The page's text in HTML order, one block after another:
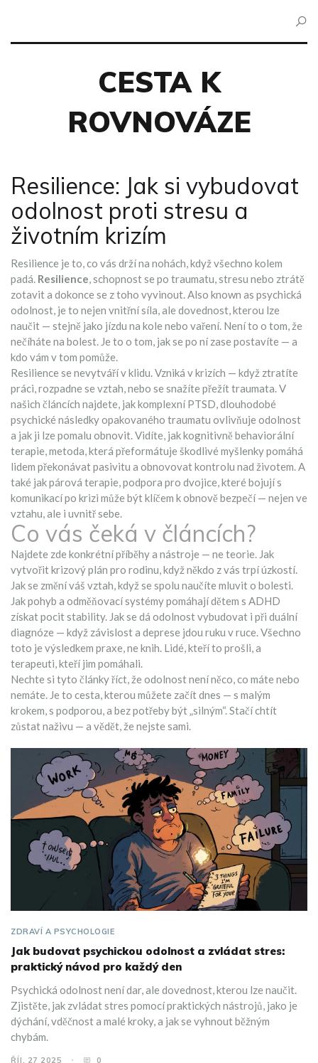
CESTA K
ROVNOVÁZE
Resilience: Jak si vybudovat
odolnost proti stresu a
životním krizím
Resilience je to, co vás drží na nohách, když všechno kolem
padá. Resilience,schopnost se po traumatu, stresu nebo ztrátě
zotavit a dokonce se z toho vyvinout. Also known as psychická
odolnost, je to nejen vnitřní síla, ale dovednost, kterou lze
naučit — stejně jako jízdu na kole nebo vaření. Není to o tom, že
nečíháte na bolest. Je to o tom, jak se po ní zase postavíte — a
kdo vám v tom pomůže.
Resilience se nevytváří v klidu. Vzniká v krizích — když ztratíte
práci, rozpadne se vztah, nebo se snažíte přežít traumata. V
našich článcích najdete, jakkomplexní PTSD,dlouhodobé
psychické následky opakovaného traumatu ovlivňuje odolnost
a jak ji lze pomalu obnovit. Vidíte, jakkognitivně behaviorální
terapie,metoda, která přeformátuje škodlivé myšlenkypomáhá
lidem překonávat pasivitu a obnovovat kontrolu nad životem. A
také jakpárová terapie,podpora pro dvojice, které bojují s
komunikací po krizi může být klíčem k obnově bezpečí — nejen ve
vztahu, ale i uvnitř sebe.
Co vás čeká v článcích?
Najdete zde konkrétní příběhy a nástroje — ne teorie. Jak
vytvořit krizový plán pro rodinu, když někdo z vás trpí úzkostí.
Jak se změní váš vztah, když se spolu naučíte mluvit o bolesti.
Jak pohyb a odměňovací systémy pomáhají dětem s ADHD
získat pocit stability. Jak se dá odolnost vybudovat i při duální
diagnóze — když závislost a deprese jdou ruku v ruce. Všechno
toto je výsledkem praxe, ne knih. Lidé, kteří to prošli, a
terapeuti, kteří jim pomáhali.
Nechte si tyto články říct, že odolnost není něco, co máte nebo
nemáte. Je to cesta, kterou můžete začít dnes — s malým
krokem, s podporou, a bez potřeby být „silným“. Stačí chtít
zůstat naživu — a vědět, že nejste sami.
ZDRAVÍ A PSYCHOLOGIE
Jak budovat psychickou odolnost a zvládat stres:
praktický návod pro každý den
Psychická odolnost není dar, ale dovednost, kterou lze naučit.
Zjistěte, jak zvládat stres pomocí praktických nástrojů, jako je
dýchání, vděčnost a malé kroky, a jak se vyhnout běžným
chybám.
ŘÍJ, 27 2025 0